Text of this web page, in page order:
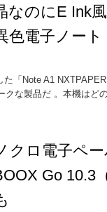
なのにE Ink
色電子ノー
た「Note A1
クな製品だ 。本機はど
クロ電子ペ
Go